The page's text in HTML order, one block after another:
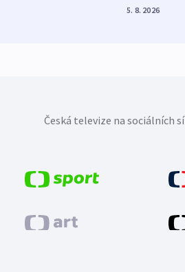
5. 8. 2026
Česká televize na sociálních